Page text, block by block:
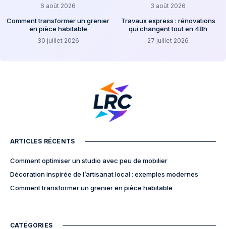
6 août 2026 3 août 2026
Comment transformer un grenier
en pièce habitable
30 juillet 2026
Travaux express : rénovations
qui changent tout en 48h
27 juillet 2026
ARTICLES RÉCENTS
Comment optimiser un studio avec peu de mobilier
Décoration inspirée de l’artisanat local : exemples modernes
Comment transformer un grenier en pièce habitable
CATÉGORIES